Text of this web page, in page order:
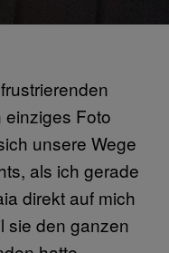
einziges Foto
unsere Wege
als ich gerade
direkt auf mich
sie den ganzen